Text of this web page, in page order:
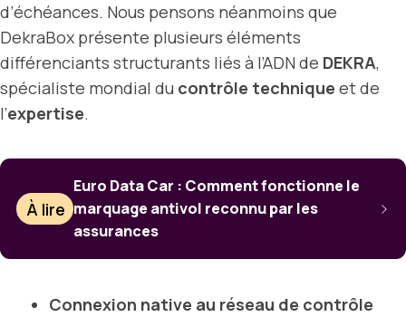
d’échéances. Nous pensons néanmoins que
DekraBox présente plusieurs éléments
différenciants structurants liés à l’ADN de DEKRA,
spécialiste mondial du contrôle technique et de
l’expertise.
À lire
Euro Data Car : Comment fonctionne le
marquage antivol reconnu par les
assurances
Connexion native au réseau de contrôle